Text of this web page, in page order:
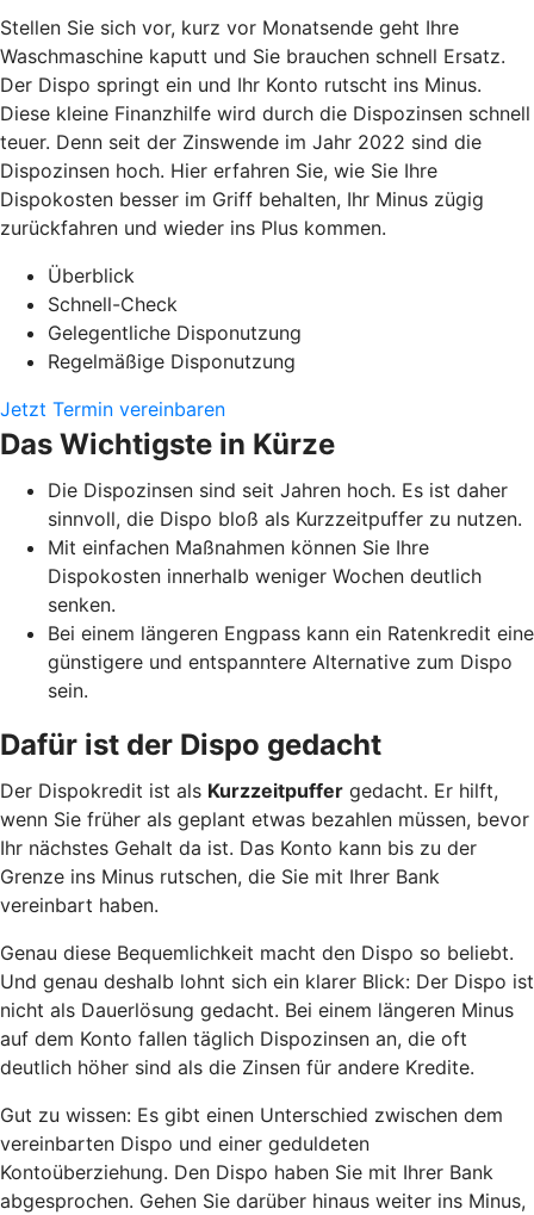
Stellen Sie sich vor, kurz vor Monatsende geht Ihre
Waschmaschine kaputt und Sie brauchen schnell Ersatz.
Der Dispo springt ein und Ihr Konto rutscht ins Minus.
Diese kleine Finanzhilfe wird durch die Dispozinsen schnell
teuer. Denn seit der Zinswende im Jahr 2022 sind die
Dispozinsen hoch. Hier erfahren Sie, wie Sie Ihre
Dispokosten besser im Griff behalten, Ihr Minus zügig
zurückfahren und wieder ins Plus kommen.
Überblick
Schnell-Check
Gelegentliche Disponutzung
Regelmäßige Disponutzung
Jetzt Termin vereinbaren
Das Wichtigste in Kürze
Die Dispozinsen sind seit Jahren hoch. Es ist daher
sinnvoll, die Dispo bloß als Kurzzeitpuffer zu nutzen.
Mit einfachen Maßnahmen können Sie Ihre
Dispokosten innerhalb weniger Wochen deutlich
senken.
Bei einem längeren Engpass kann ein Ratenkredit eine
günstigere und entspanntere Alternative zum Dispo
sein.
Dafür ist der Dispo gedacht
Der Dispokredit ist als Kurzzeitpuffer gedacht. Er hilft,
wenn Sie früher als geplant etwas bezahlen müssen, bevor
Ihr nächstes Gehalt da ist. Das Konto kann bis zu der
Grenze ins Minus rutschen, die Sie mit Ihrer Bank
vereinbart haben.
Genau diese Bequemlichkeit macht den Dispo so beliebt.
Und genau deshalb lohnt sich ein klarer Blick: Der Dispo ist
nicht als Dauerlösung gedacht. Bei einem längeren Minus
auf dem Konto fallen täglich Dispozinsen an, die oft
deutlich höher sind als die Zinsen für andere Kredite.
Gut zu wissen: Es gibt einen Unterschied zwischen dem
vereinbarten Dispo und einer geduldeten
Kontoüberziehung. Den Dispo haben Sie mit Ihrer Bank
abgesprochen. Gehen Sie darüber hinaus weiter ins Minus,